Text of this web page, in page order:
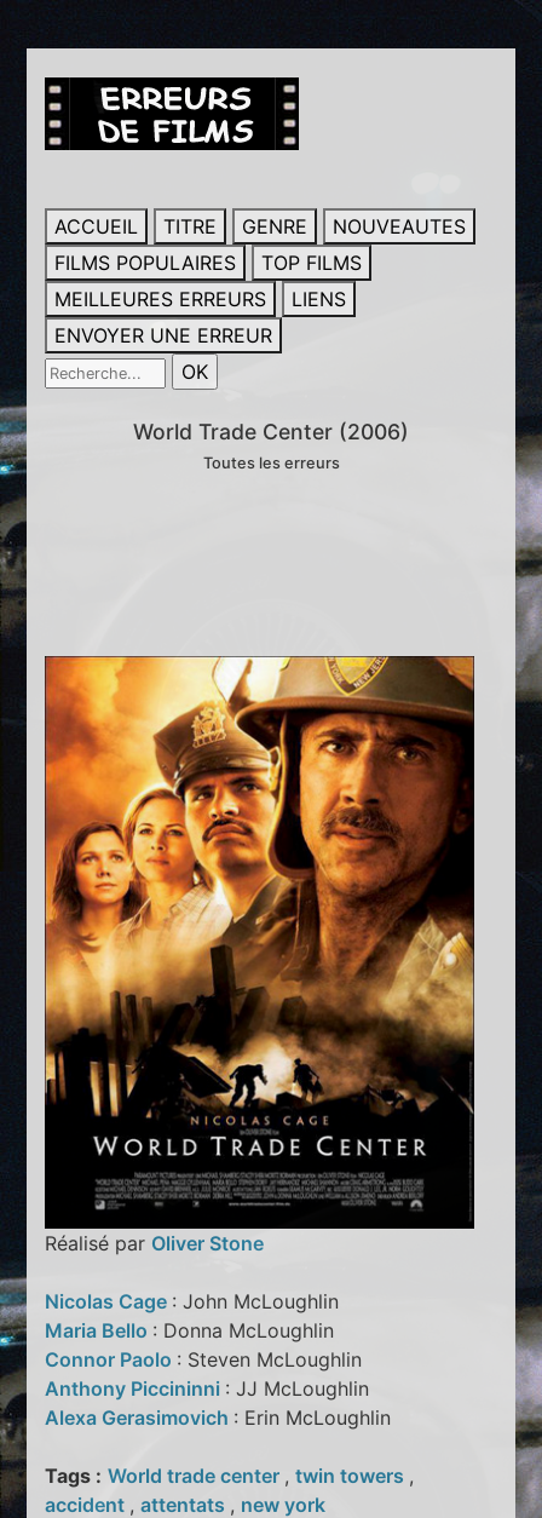
ACCUEIL TITRE GENRE
NOUVEAUTES
FILMS POPULAIRES
TOP FILMS
MEILLEURES ERREURS
LIENS
ENVOYER UNE ERREUR
World Trade Center (2006)
Toutes les erreurs
Réalisé par Oliver Stone
Nicolas Cage : John McLoughlin
Maria Bello : Donna McLoughlin
Connor Paolo : Steven McLoughlin
Anthony Piccininni : JJ McLoughlin
Alexa Gerasimovich : Erin McLoughlin
Tags : World trade center ,twin towers ,
accident ,attentats , new york